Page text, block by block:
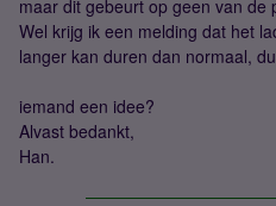
maar dit gebeurt op geen van de
Wel krijg ik een melding dat het
langer kan duren dan normaal,
iemand een idee?
Alvast bedankt,
Han.